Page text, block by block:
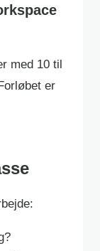
med 10 til
er